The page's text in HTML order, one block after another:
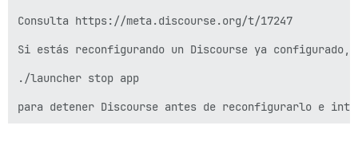
Consulta https://meta.discourse.org/t/17247
Si estás reconfigurando un Discourse ya configurado,
./launcher stop app